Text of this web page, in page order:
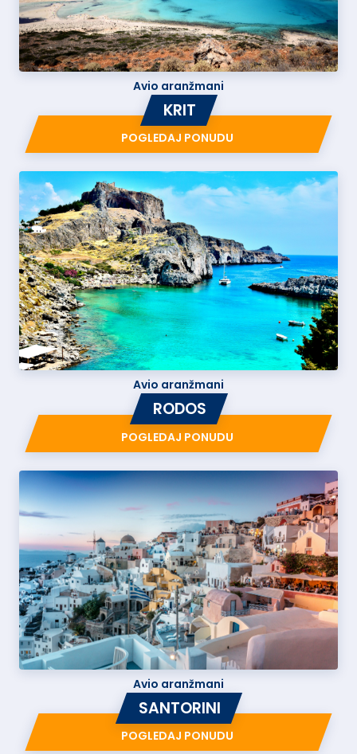
Avio aranžmani
KRIT
POGLEDAJ PONUDU
Avio aranžmani
RODOS
POGLEDAJ PONUDU
Avio aranžmani
SANTORINI
POGLEDAJ PONUDU